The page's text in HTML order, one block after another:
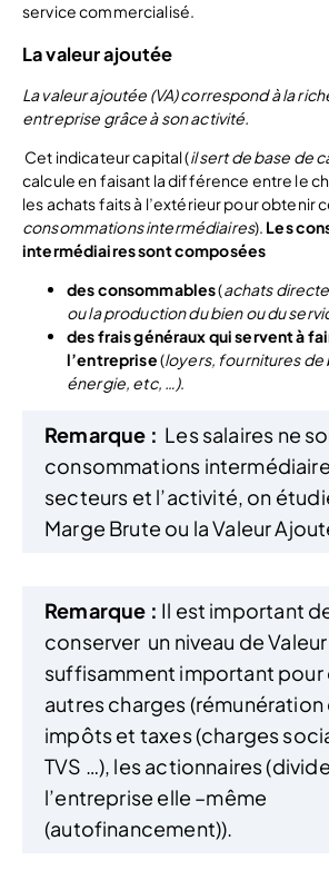
service commercialisé.
La valeur ajoutée
La valeur ajoutée (VA) correspond à la
entreprise grâce à son activité.
Cet indicateur capital (il sert de base de
calcule en faisant la différence entre le
les achats faits à l’extérieur pour obtenir
consommations intermédiaires). Les
intermédiaires sont composées
des consommables(achats
ou la production du bien ou du
des frais généraux qui servent à
l’entreprise(loyers, fournitures de
énergie, etc, …).
Remarque : Les salaires ne
consommations
secteurs et l’activité, on
Marge Brute ou la Valeur
Remarque : Il est important
conserver un niveau de
suffisamment important pour
autres charges (rémunération
impôts et taxes (charges
TVS …), les actionnaires
l’entreprise elle –même
(autofinancement)).